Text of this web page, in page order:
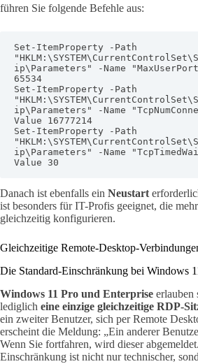
führen Sie folgende Befehle aus:
Set-ItemProperty -Path
ip\Parameters" -Name
65534
Set-ItemProperty -Path
ip\Parameters" -Name
Value 16777214
Set-ItemProperty -Path
ip\Parameters" -Name
Value 30
Danach ist ebenfalls ein Neustart
ist besonders für IT-Profis geeignet, die
gleichzeitig konfigurieren.
Gleichzeitige Remote-Desktop-
Die Standard-Einschränkung bei Windows
Windows 11 Pro und Enterprise erlauben
lediglich eine einzige gleichzeitige RDP-
ein zweiter Benutzer, sich per Remote
erscheint die Meldung: „Ein anderer
Wenn Sie fortfahren, wird dieser
Einschränkung ist nicht nur technischer,